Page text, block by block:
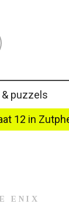
puzzels
12 in
ENIX